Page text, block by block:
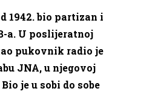
1942. bio partizan i
a. U poslijeratnoj
pukovnik radio je
JNA, u njegovoj
je u sobi do sobe